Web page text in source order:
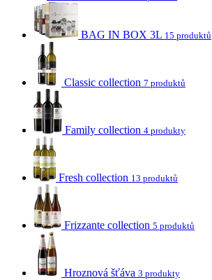
BAG IN BOX 3L 15 produktů
Classic collection 7 produktů
Family collection 4 produkty
Fresh collection 13 produktů
Frizzante collection 5 produktů
Hroznová šťáva 3 produkty